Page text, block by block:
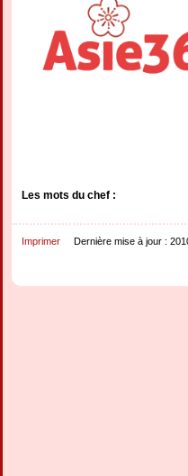
Les mots du chef :
Imprimer Dernière mise à jour :